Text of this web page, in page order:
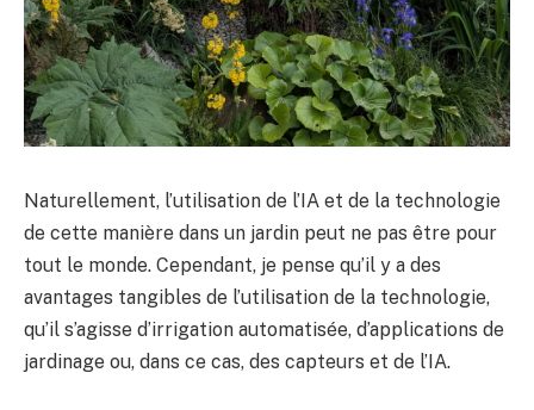
Naturellement, l’utilisation de l’IA et de la technologie
de cette manière dans un jardin peut ne pas être pour
tout le monde. Cependant, je pense qu’il y a des
avantages tangibles de l’utilisation de la technologie,
qu’il s’agisse d’irrigation automatisée, d’applications de
jardinage ou, dans ce cas, des capteurs et de l’IA.